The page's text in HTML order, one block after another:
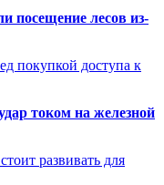
посещение лесов из-
покупкой доступа к
током на железной
развивать для